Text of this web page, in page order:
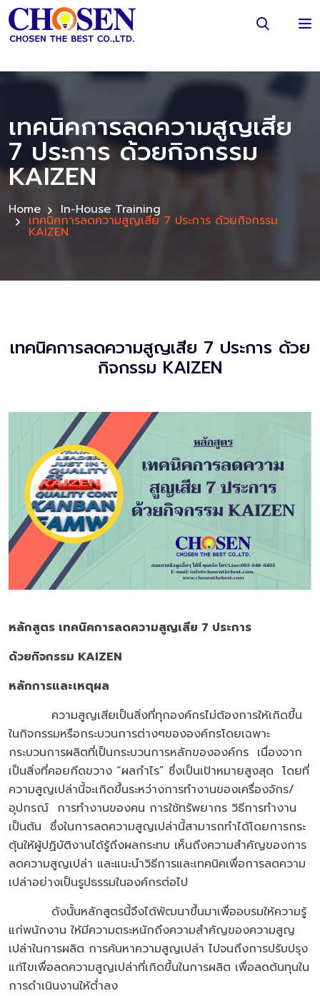
เทคนิคการลดความสูญเสีย
7 ประการ ด้วยกิจกรรม
KAIZEN
Home In-House Training
เทคนิคการลดความสูญเสีย 7 ประการ ด้วยกิจกรรม
KAIZEN
เทคนิคการลดความสูญเสีย 7 ประการ ด้วย
กิจกรรม KAIZEN
หลักสูตร เทคนิคการลดความสูญเสีย 7 ประการ
ด้วยกิจกรรม KAIZEN
หลักการและเหตุผล
ความสูญเสียเป็นสิ่งที่ทุกองค์กรไม่ต้องการให้เกิดขึ้น
ในกิจกรรมหรือกระบวนการต่างๆขององค์กรโดยเฉพาะ
กระบวนการผลิตที่เป็นกระบวนการหลักขององค์กร เนื่องจาก
เป็นสิ่งที่คอยกีดขวาง “ผลกำไร” ซึ่งเป็นเป้าหมายสูงสุด โดยที่
ความสูญเปล่านี้จะเกิดขึ้นระหว่างการทำงานของเครื่องจักร/
อุปกรณ์ การทำงานของคน การใช้ทรัพยากร วิธีการทำงาน
เป็นต้น ซึ่งในการลดความสูญเปล่านี้สามารถทำได้โดยการกระ
ตุ้นให้ผู้ปฏิบัติงานได้รู้ถึงผลกระทบ เห็นถึงความสำคัญของการ
ลดความสูญเปล่า และแนะนำวิธีการและเทคนิคเพื่อการลดความ
เปล่าอย่างเป็นรูปธรรมในองค์กรต่อไป
ดังนั้นหลักสูตรนี้จึงได้พัฒนาขึ้นมาเพื่ออบรมให้ความรู้
แก่พนักงาน ให้มีความตระหนักถึงความสำคัญของความสูญ
เปล่าในการผลิต การค้นหาความสูญเปล่า ไปจนถึงการปรับปรุง
แก้ไขเพื่อลดความสูญเปล่าที่เกิดขึ้นในการผลิต เพื่อลดต้นทุนใน
การดำเนินงานให้ต่ำลง